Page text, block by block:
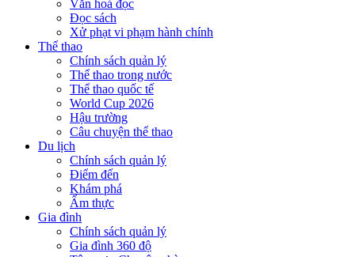
Văn hoá đọc
Đọc sách
Xử phạt vi phạm hành chính
Thể thao
Chính sách quản lý
Thể thao trong nước
Thể thao quốc tế
World Cup 2026
Hậu trường
Câu chuyện thể thao
Du lịch
Chính sách quản lý
Điểm đến
Khám phá
Ẩm thực
Gia đình
Chính sách quản lý
Gia đình 360 độ